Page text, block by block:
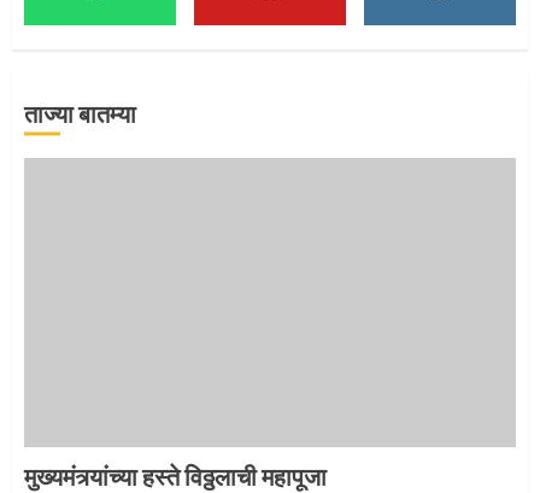
मुख्यमंत्र्यांच्या हस्ते विठ्ठलाची महापूजा
3
ताज्या बातम्या
मुख्यमंत्र्यांच्या हस्ते विठ्ठलाची महापूजा